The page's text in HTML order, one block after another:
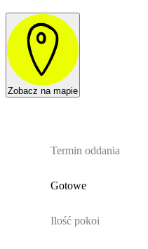
Zobacz na mapie
Termin oddania
Gotowe
Ilość pokoi